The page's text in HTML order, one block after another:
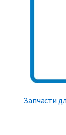
Запчасти